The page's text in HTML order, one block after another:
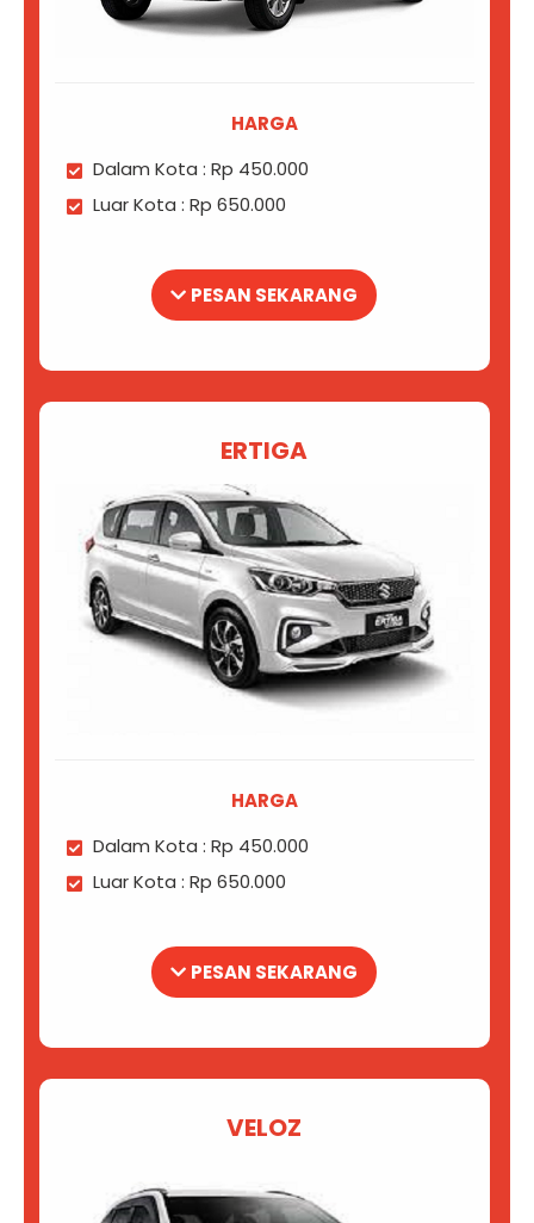
HARGA
Dalam Kota : Rp 450.000
Luar Kota : Rp 650.000
PESAN SEKARANG
ERTIGA
HARGA
Dalam Kota : Rp 450.000
Luar Kota : Rp 650.000
PESAN SEKARANG
VELOZ